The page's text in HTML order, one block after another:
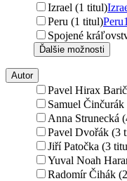
Izrael (1 titul)
Peru (1 titul)Peru1
Spojené
Ďalšie možnosti
Autor
Pavel Hirax
Samuel
Anna Strunecká
Pavel Dvořák (3
Jiří Patočka (3
Yuval Noah
Radomír Čihák